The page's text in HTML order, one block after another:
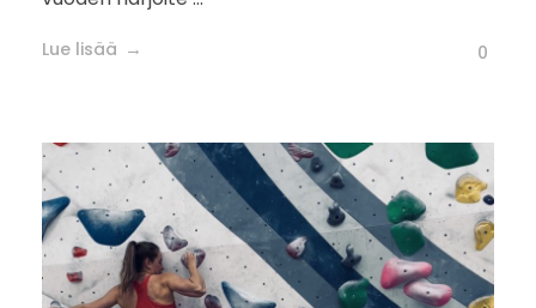
Lue lisää 0